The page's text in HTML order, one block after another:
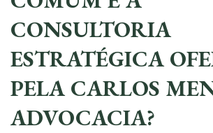
CONSULTORIA
ESTRATÉGICA
PELA CARLOS
ADVOCACIA?